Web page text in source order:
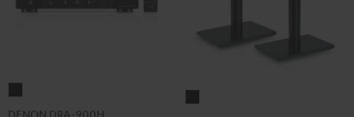
DRA-
DENON DRA-900H